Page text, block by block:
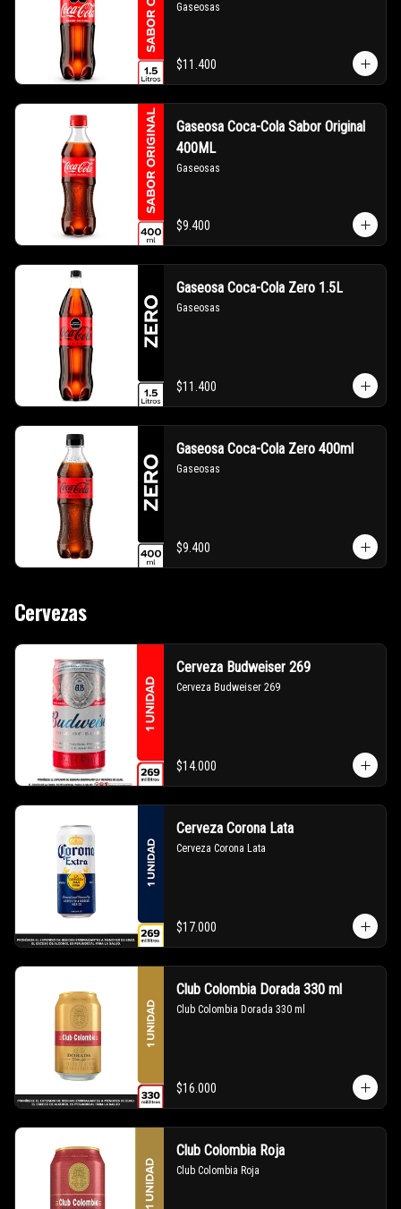
Gaseosas
$11.400
Gaseosa Coca-Cola Sabor Original
400ML
Gaseosas
$9.400
Gaseosa Coca-Cola Zero 1.5L
Gaseosas
$11.400
Gaseosa Coca-Cola Zero 400ml
Gaseosas
$9.400
Cervezas
Cerveza Budweiser 269
Cerveza Budweiser 269
$14.000
Cerveza Corona Lata
Cerveza Corona Lata
$17.000
Club Colombia Dorada 330 ml
Club Colombia Dorada 330 ml
$16.000
Club Colombia Roja
Club Colombia Roja